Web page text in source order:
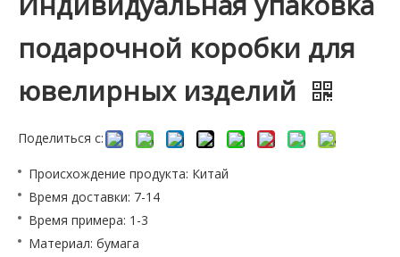
подарочной коробки для
ювелирных изделий
Поделиться с:
Происхождение продукта: Китай
Время доставки: 7-14
Время примера: 1-3
Материал: бумага